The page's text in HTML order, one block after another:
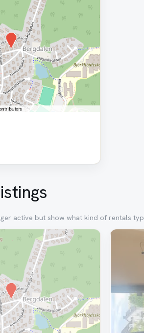
active but show what kind of rentals